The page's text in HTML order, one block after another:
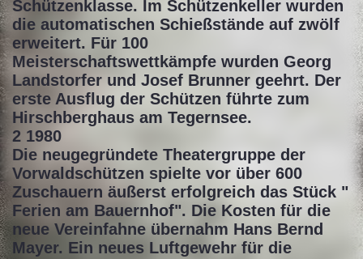
Schützenklasse. Im Schützenkeller wurden
die automatischen Schießstände auf zwölf
erweitert. Für 100
Meisterschaftswettkämpfe wurden Georg
Landstorfer und Josef Brunner geehrt. Der
erste Ausflug der Schützen führte zum
Hirschberghaus am Tegernsee.
2 1980
Die neugegründete Theatergruppe der
Vorwaldschützen spielte vor über 600
Zuschauern äußerst erfolgreich das Stück "
Ferien am Bauernhof". Die Kosten für die
neue Vereinfahne übernahm Hans Bernd
Mayer. Ein neues Luftgewehr für die